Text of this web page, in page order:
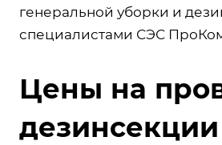
генеральной уборки и
специалистами СЭС
Цены на
дезинсекции